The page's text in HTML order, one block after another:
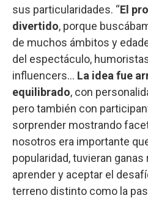
sus particularidades. “El
divertido, porque
de muchos ámbitos y
del espectáculo,
influencers… La idea fue
equilibrado, con
pero también con
sorprender mostrando
nosotros era importante
popularidad, tuvieran
aprender y aceptar el
terreno distinto como la